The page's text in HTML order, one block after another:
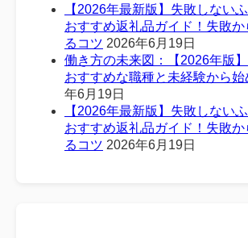
【2026年最新版】失敗しない
おすすめ返礼品ガイド！失敗
るコツ 2026年6月19日
働き方の未来図：【2026年版
おすすめな職種と未経験から
年6月19日
【2026年最新版】失敗しない
おすすめ返礼品ガイド！失敗
るコツ 2026年6月19日